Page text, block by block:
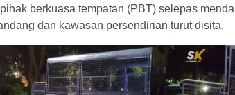
berkuasa tempatan (PBT) selepas
dan kawasan persendirian turut disita.